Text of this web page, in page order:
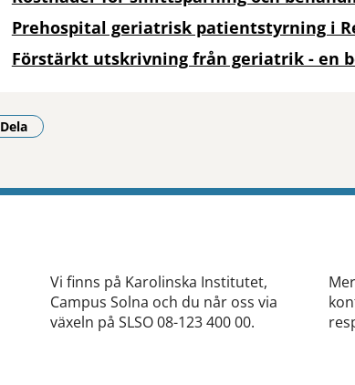
Prehospital geriatrisk patientstyrning i
Förstärkt utskrivning från geriatrik - en
Dela
- Klicka för att öppna delningsalternativ.
Vi finns på Karolinska Institutet,
Campus Solna och du når oss via
växeln på SLSO 08-123 400 00.